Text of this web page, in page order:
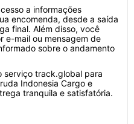
a informações
encomenda, desde a saída
final. Além disso, você
e-mail ou mensagem de
sobre o andamento
serviço track.global para
Indonesia Cargo e
tranquila e satisfatória.